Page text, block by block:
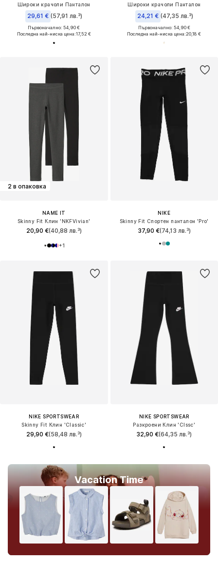
Широки крачоли Панталон
29,61 € (57,91 лв.³)
Първоначално: 54,90 €
Последна най-ниска цена:17,52 €
Широки крачоли Панталон
24,21 € (47,35 лв.³)
Първоначално: 54,90 €
Последна най-ниска цена:20,18 €
2 в опаковка
NAME IT
Skinny Fit Клин 'NKFVivian'
20,90 €(40,88 лв.³)
+1
NIKE
Skinny Fit Спортен панталон 'Pro'
37,90 €(74,13 лв.³)
NIKE SPORTSWEAR
Skinny Fit Клин 'Classic'
29,90 €(58,48 лв.³)
Vacation Time
NIKE SPORTSWEAR
Разкроени Клин 'Clssc'
32,90 €(64,35 лв.³)